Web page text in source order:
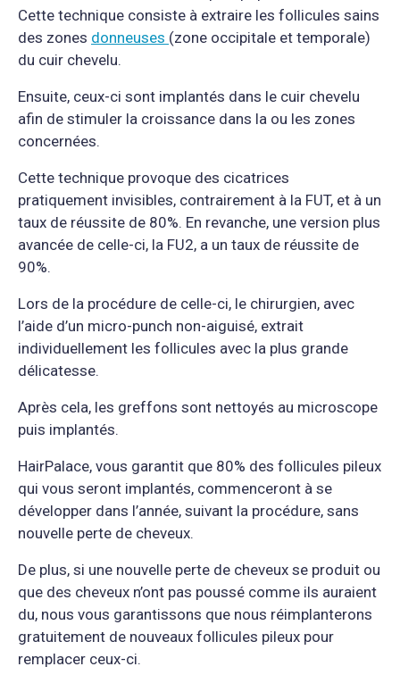
Cette technique consiste à extraire les follicules sains
des zones donneuses (zone occipitale et temporale)
du cuir chevelu.
Ensuite, ceux-ci sont implantés dans le cuir chevelu
afin de stimuler la croissance dans la ou les zones
concernées.
Cette technique provoque des cicatrices
pratiquement invisibles, contrairement à la FUT, et à un
taux de réussite de 80%. En revanche, une version plus
avancée de celle-ci, la FU2, a un taux de réussite de
90%.
Lors de la procédure de celle-ci, le chirurgien, avec
l’aide d’un micro-punch non-aiguisé, extrait
individuellement les follicules avec la plus grande
délicatesse.
Après cela, les greffons sont nettoyés au microscope
puis implantés.
HairPalace, vous garantit que 80% des follicules pileux
qui vous seront implantés, commenceront à se
développer dans l’année, suivant la procédure, sans
nouvelle perte de cheveux.
De plus, si une nouvelle perte de cheveux se produit ou
que des cheveux n’ont pas poussé comme ils auraient
du, nous vous garantissons que nous réimplanterons
gratuitement de nouveaux follicules pileux pour
remplacer ceux-ci.